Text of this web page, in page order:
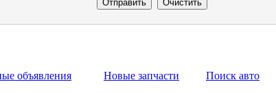
объявления Новые запчасти Поиск авто